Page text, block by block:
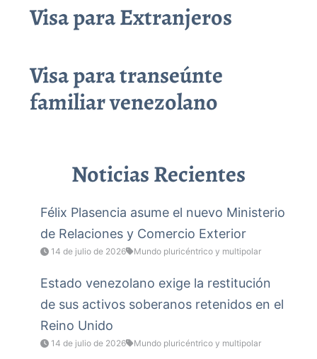
Visa para Extranjeros
Visa para transeúnte
familiar venezolano
Noticias Recientes
Félix Plasencia asume el nuevo Ministerio
de Relaciones y Comercio Exterior
14 de julio de 2026 Mundo pluricéntrico y multipolar
Estado venezolano exige la restitución
de sus activos soberanos retenidos en el
Reino Unido
14 de julio de 2026 Mundo pluricéntrico y multipolar